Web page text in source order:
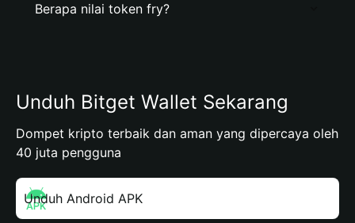
Berapa nilai token fry?
Unduh Bitget Wallet Sekarang
Dompet kripto terbaik dan aman yang dipercaya oleh
40 juta pengguna
Unduh Android APK